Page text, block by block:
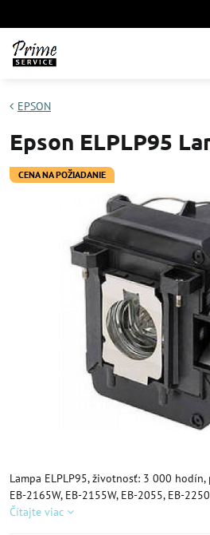
CENA NA POŽIADANIE
EPSON
Epson ELPLP95
Lampa ELPLP95, životnosť: 3 000 hodín,
EB-2165W, EB-2155W, EB-2055, EB-
Čítajte viac